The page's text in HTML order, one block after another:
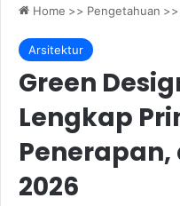
Home >> Pengetahuan >>
Arsitektur
Green
Lengkap
2026